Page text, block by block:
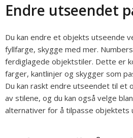
Endre utseendet
Du kan endre et objekts utseende
fyllfarge, skygge med mer.
ferdiglagede objektstiler. Dette er
farger, kantlinjer og skygger som
Du kan raskt endre utseendet til et
av stilene, og du kan også velge
alternativer for å tilpasse objektets